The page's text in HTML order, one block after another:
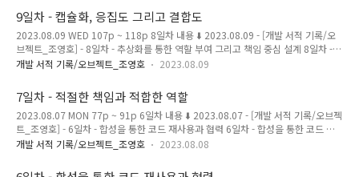
일차 - 추상화를 통한 역할 부여 그리고 책임 중심 설 magenta-ming.tistory.com
새로운 데이터 타입을 정의할 때는 데이터와 오퍼레이션을 고려하자 상태와 행동을
객체라는 하나의 단위로 묶는 이유는 객체 스스로 자신의 상태를 처리할 수 있게하기
위해서다. 객체 내부에 저장되는 데이터보다, 객체가..
9일차 - 캡슐화, 응집도 그리고 결합도
2023.08.09 WED 107p ~ 118p 8일차 내용 ⬇️ 2023.08.09 - [개발 서적 기록/오
브젝트_조영호] - 8일차 - 추상화를 통한 역할 부여 그리고 책임 중심 설계 8일차 -
추상화를 통한 역할 부여 그리고 책임 중심 설계 2023.08.08 TUE 90p ~ 107p 7일
적합한 역할 7일차 - 적절한 책임과 적합한 역할 2023.08.07 MON 77p ~ 91p 6일
차 내용 ⬇️ 2023.0 magenta-ming.tistory.com 캡슐화 객체를 사용하면 변경 가능
성이 높은 부분은 내부에 숨기고 외부에는 상대적으로 안정적인 부분만 공개함으로
써, 변경의 여파를 통제할 수 있다..
개발 서적 기록/오브젝트_조영호 2023.08.09
7일차 - 적절한 책임과 적합한 역할
2023.08.07 MON 77p ~ 91p 6일차 내용 ⬇️ 2023.08.07 - [개발 서적 기록/오브젝
트_조영호] - 6일차 - 합성을 통한 코드 재사용과 협력 6일차 - 합성을 통한 코드 재
사용과 협력 2023.08.06 SUN 65p ~ 77p 5일차 내용 ⬇️ 2023.08.04 - [개발 서적
적 2023.08.04 FRI 50p ~ 64p 4일차 내용 ⬇️ 2023.08.04 - [개발 magenta-
개발 서적 기록/오브젝트_조영호 2023.08.08